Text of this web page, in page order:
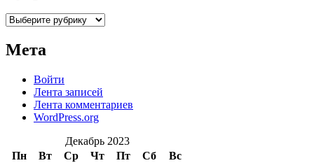
Рубрики
Мета
Войти
Лента записей
Лента комментариев
WordPress.org
Декабрь 2023
Пн
Вт Ср Чт Пт Сб
Вс